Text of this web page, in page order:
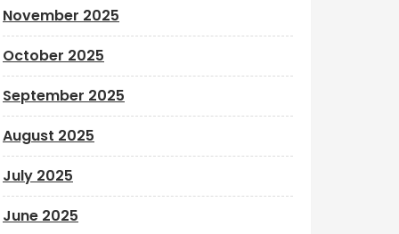
November 2025
October 2025
September 2025
August 2025
July 2025
June 2025